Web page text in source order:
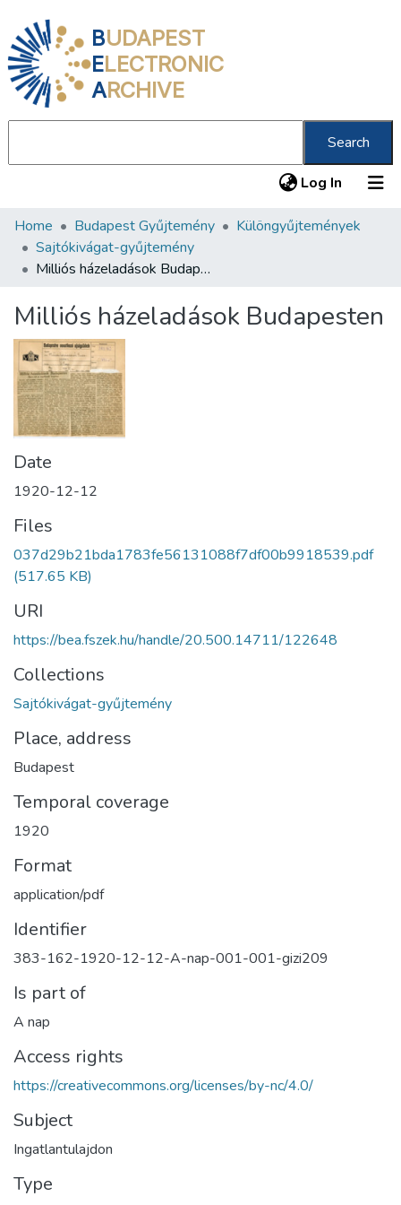
BUDAPEST
ELECTRONIC
ARCHIVE
Search
Log In (current)
Communities & Collections
All of DSpace
About us
Home Budapest Gyűjtemény
Különgyűjtemények
Sajtókivágat-gyűjtemény
Milliós házeladások Budapesten
Milliós házeladások Budapesten
Date
1920-12-12
Files
037d29b21bda1783fe56131088f7df00b9918539.pdf
(517.65 KB)
URI
https://bea.fszek.hu/handle/20.500.14711/122648
Collections
Sajtókivágat-gyűjtemény
Place, address
Budapest
Temporal coverage
1920
Format
application/pdf
Identifier
383-162-1920-12-12-A-nap-001-001-gizi209
Is part of
A nap
Access rights
https://creativecommons.org/licenses/by-nc/4.0/
Subject
Ingatlantulajdon
Type